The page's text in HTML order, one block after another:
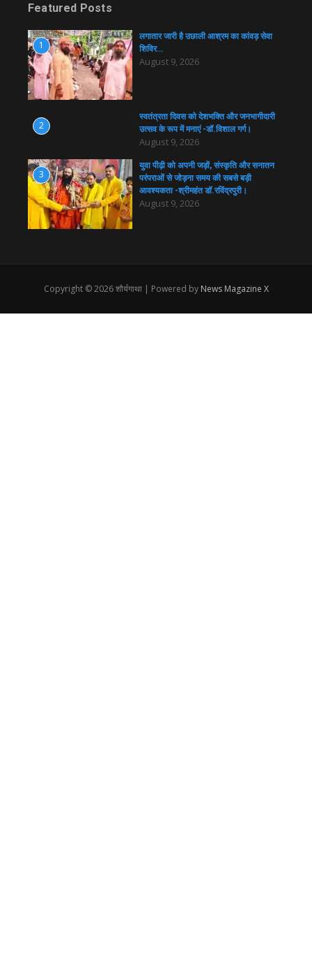
Featured Posts
1
लगातार जारी है उछाली आश्रम का कांवड़ सेवा
शिविर…
August 9, 2026
2
स्वतंत्रता दिवस को देशभक्ति और जनभागीदारी
उत्सव के रूप में मनाएं -डॉ.विशाल गर्ग।
August 9, 2026
3
युवा पीढ़ी को अपनी जड़ों, संस्कृति और सनातन
परंपराओं से जोड़ना समय की सबसे बड़ी
आवश्यकता -श्रीमहंत डॉ.रविंद्रपुरी।
August 9, 2026
Copyright © 2026 शौर्यगाथा | Powered by News Magazine X